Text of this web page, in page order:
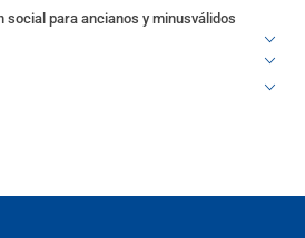
social para ancianos y minusválidos